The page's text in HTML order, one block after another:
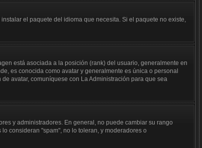
el paquete del idioma que necesita. Si el paquete no existe,
está asociada a la posición (rank) del usuario, generalmente en
es conocida como avatar y generalmente es única o personal
avatar, comuníquese con La Administración para que sea
y administradores. En general, no puede cambiar su rango
consideran "spam", no lo toleran, y moderadores o